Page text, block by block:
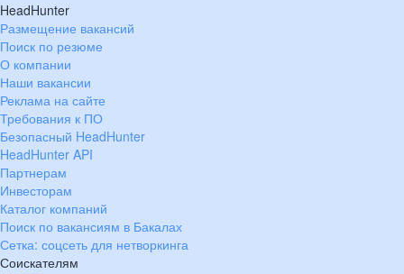
HeadHunter
Размещение вакансий
Поиск по резюме
О компании
Наши вакансии
Реклама на сайте
Требования к ПО
Безопасный HeadHunter
HeadHunter API
Партнерам
Инвесторам
Каталог компаний
Поиск по вакансиям в Бакалах
Сетка: соцсеть для нетворкинга
Соискателям